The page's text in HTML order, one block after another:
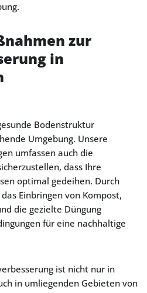
zur
in
Bodenstruktur
Umgebung. Unsere
umfassen auch die
dass Ihre
optimal gedeihen. Durch
Einbringen von Kompost,
die gezielte Düngung
für eine nachhaltige
ist nicht nur in
in umliegenden Gebieten von